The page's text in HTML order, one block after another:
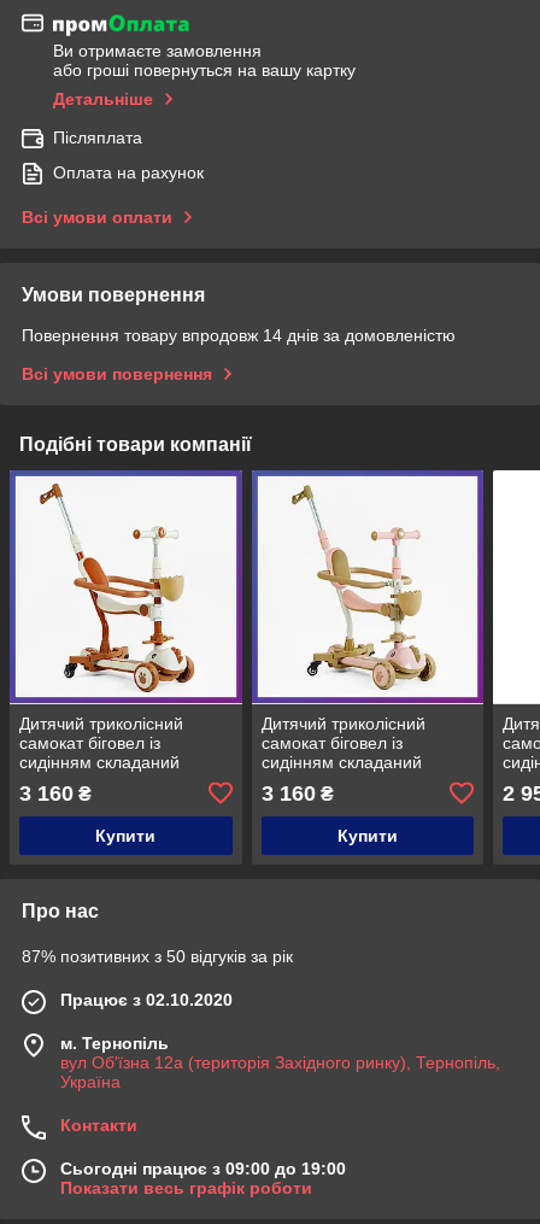
Ви отримаєте замовлення
або гроші повернуться на вашу картку
Детальніше
Післяплата
Оплата на рахунок
Всі умови оплати
Умови повернення
Повернення товару впродовж 14 днів за домовленістю
Всі умови повернення
Подібні товари компанії
Дитячий триколісний
самокат біговел із
сидінням складаний
Skyper GL-09077 5в1 для
дітей від 1 року
Коричневий
3 160 ₴
Купити
Дитячий триколісний
самокат біговел із
сидінням складаний
Skyper GL-05558 5в1 для
дітей від 1 року Рожевий
3 160₴
Купити
2
Про нас
87% позитивних з 50 відгуків за рік
Працює з 02.10.2020
м. Тернопіль
вул Об'їзна 12а (територія Західного ринку), Тернопіль,
Україна
Контакти
Сьогодні працює з 09:00 до 19:00
Показати весь графік роботи